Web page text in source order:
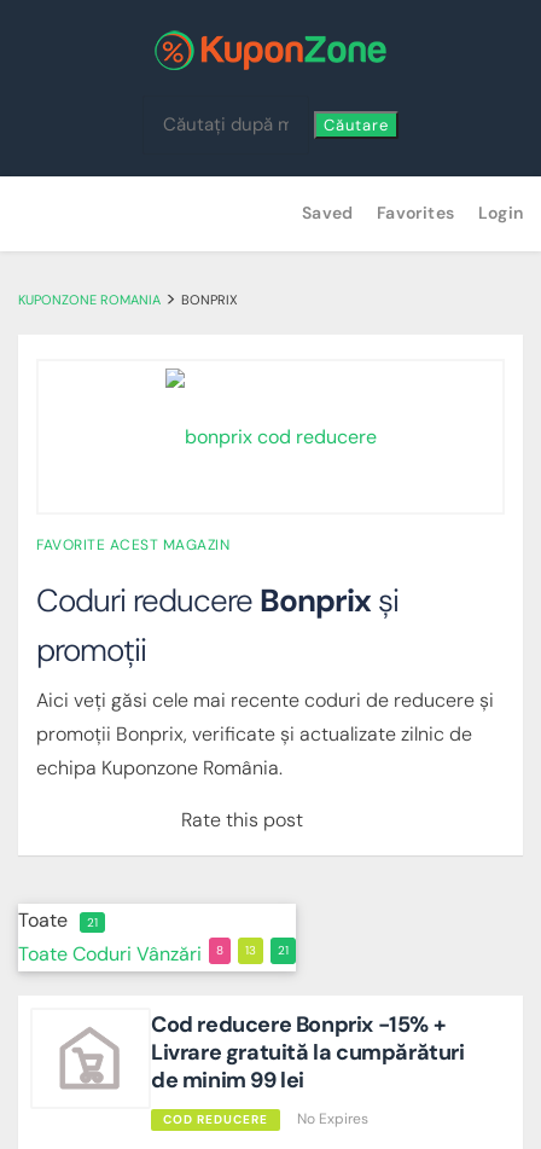
Căutare
content
Saved Favorites Login
KUPONZONE ROMANIA > BONPRIX
FAVORITE ACEST MAGAZIN
Coduri reducere Bonprix și
promoții
Aici veți găsi cele mai recente coduri de reducere și
promoții Bonprix, verificate și actualizate zilnic de
echipa Kuponzone România.
Rate this post
Toate 21
Toate 21
Coduri 13
Vânzări 8
Cod reducere Bonprix -15% +
Livrare gratuită la cumpărături
de minim 99 lei
COD REDUCERE No Expires